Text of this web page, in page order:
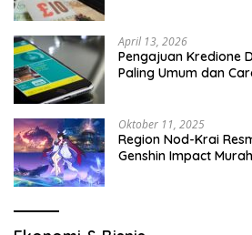
April 13, 2026
Pengajuan Kredione
Paling Umum dan
Oktober 11, 2025
Region Nod-Krai
Genshin Impact